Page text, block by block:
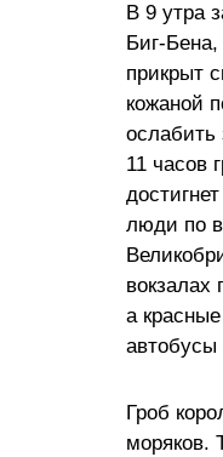
В 9 утра
Биг-
прикрыт
кожаной
ослабить
11 часов
люди по
вокзалах
а
автобусы
Гроб
моряков.